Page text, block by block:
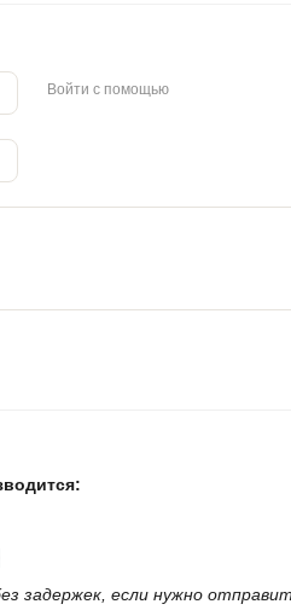
Войти с помощью
задержек, если нужно